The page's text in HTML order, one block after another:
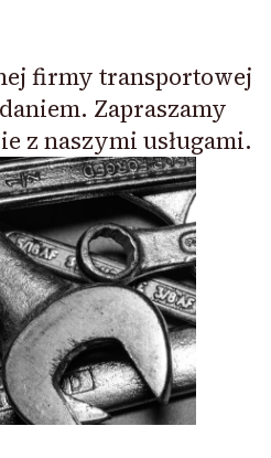
firmy transportowej
Zapraszamy
z naszymi usługami.